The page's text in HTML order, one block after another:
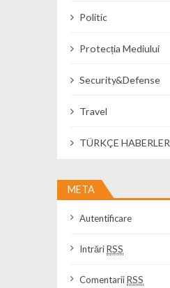
Politic
Protecția Mediului
Security&Defense
Travel
TÜRKÇE HABERLER
META
Autentificare
IntrăriRSS
ComentariiRSS